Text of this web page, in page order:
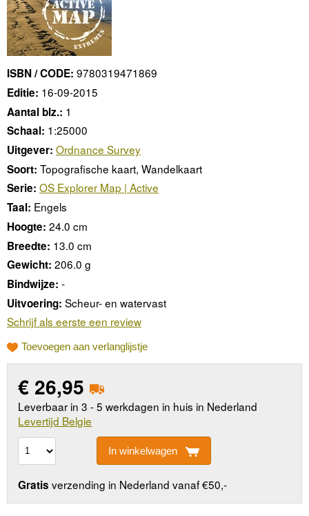
ISBN / CODE: 9780319471869
Editie: 16-09-2015
Aantal blz.: 1
Schaal: 1:25000
Uitgever: Ordnance Survey
Soort: Topografische kaart, Wandelkaart
Serie: OS Explorer Map | Active
Taal: Engels
Hoogte: 24.0 cm
Breedte: 13.0 cm
Gewicht: 206.0 g
Bindwijze: -
Uitvoering: Scheur- en watervast
Schrijf als eerste een review
Toevoegen aan verlanglijstje
€ 26,95
Leverbaar in 3 - 5 werkdagen in huis in Nederland
Levertijd Belgie
In winkelwagen
Gratis verzending in Nederland vanaf €50,-